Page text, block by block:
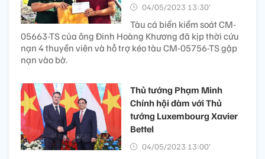
04/05/2023 13:30’
Tàu cá biển kiểm soát CM-
05663-TS của ông Đinh Hoàng Khương đã kịp thời cứu
nạn 4 thuyền viên và hỗ trợ kéo tàu CM-05756-TS gặp
nạn vào bờ.
Thủ tướng Phạm Minh
Chính hội đàm với Thủ
tướng Luxembourg Xavier
Bettel
04/05/2023 13:00’